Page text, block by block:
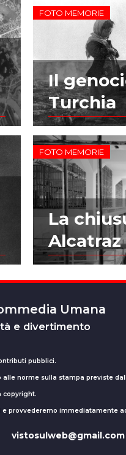
FOTO MEMORIE
Il
Turchia
FOTO MEMORIE
La
Alcatraz
Umana
e divertimento
pubblici.
norme sulla stampa previste
copyright.
provvederemo immediatamente
vistosulweb@gmail.com